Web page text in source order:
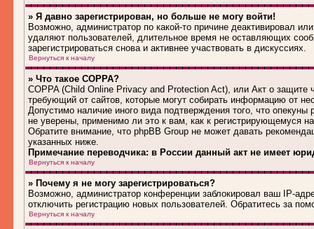
» Я давно зарегистрирован, но больше не могу войти!
Возможно, администратор по какой-то причине деактивировал
удаляют пользователей, длительное время не оставляющих
зарегистрироваться снова и активнее участвовать в дискуссиях.
Вернуться к началу
» Что такое COPPA?
COPPA (Child Online Privacy and Protection Act), или Акт о защите
требующий от сайтов, которые могут собирать информацию от
Допустимо наличие иного вида подтверждения того, что
не уверены, применимо ли это к вам, как к регистрирующемуся
Обратите внимание, что phpBB Group не может давать
указанных ниже.
Примечание переводчика: в России данный акт не имеет
Вернуться к началу
» Почему я не могу зарегистрироваться?
Возможно, администратор конференции заблокировал ваш IP-
отключить регистрацию новых пользователей. Обратитесь за
Вернуться к началу